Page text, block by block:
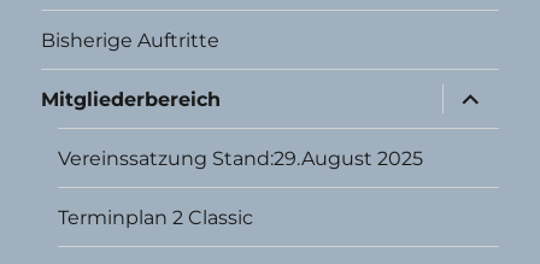
Bisherige Auftritte
Mitgliederbereich
öffnen
Vereinssatzung Stand:29.August 2025
Terminplan 2 Classic